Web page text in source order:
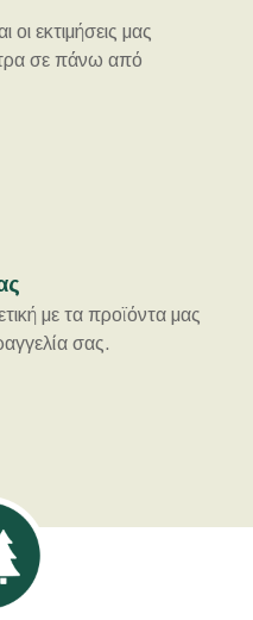
οι εκτιμήσεις μας
σε πάνω από
με τα προϊόντα μας
σας.